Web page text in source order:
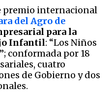
premio internacional
del Agro de
para la
Infantil: “Los Niños
conformada por 18
cuatro
de Gobierno y dos